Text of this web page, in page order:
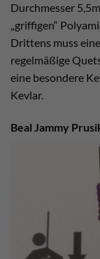
Durchmesser
„griffigen“
Drittens muss
regelmäßige
eine besondere
Kevlar.
Beal Jammy